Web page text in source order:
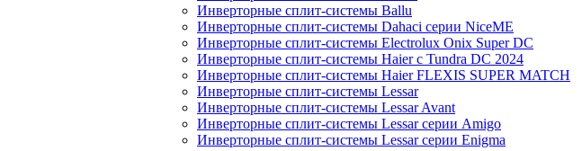
Инверторные сплит-системы Ballu
Инверторные сплит-системы Dahaci серии NiceME
Инверторные сплит-системы Electrolux Onix Super DC
Инверторные сплит-системы Haier c Tundra DC 2024
Инверторные сплит-системы Haier FLEXIS SUPER MATCH
Инверторные сплит-системы Lessar
Инверторные сплит-системы Lessar Avant
Инверторные сплит-системы Lessar серии Amigo
Инверторные сплит-системы Lessar серии Enigma